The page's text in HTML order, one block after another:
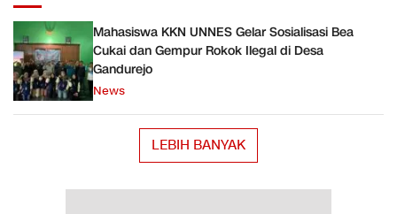
Mahasiswa KKN UNNES Gelar Sosialisasi Bea
Cukai dan Gempur Rokok Ilegal di Desa
Gandurejo
News
LEBIH BANYAK